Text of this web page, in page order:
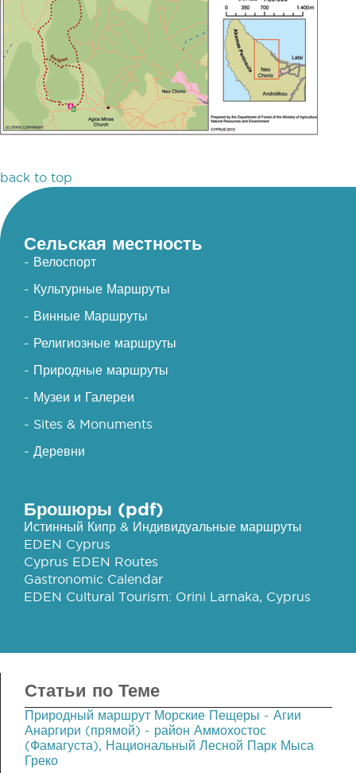
back to top
Сельская местность
- Велоспорт
- Культурные Маршруты
- Винные Маршруты
- Религиозные маршруты
- Природные маршруты
- Музеи и Галереи
- Sites & Monuments
- Деревни
Брошюры (pdf)
Истинный Кипр & Индивидуальные маршруты
EDEN Cyprus
Cyprus EDEN Routes
Gastronomic Calendar
EDEN Cultural Tourism: Orini Larnaka, Cyprus
Статьи по Теме
Πриродный маршрут Морские Пещеры - Агии
Анаргири (прямой) - район Аммохостос
(Фамагуста), Национальный Лесной Парк Мыса
Греко